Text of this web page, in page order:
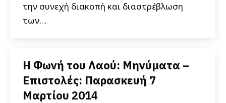
την συνεχή διακοπή και διαστρέβλωση
των…
Η Φωνή του Λαού: Μηνύματα –
Επιστολές: Παρασκευή 7
Μαρτίου 2014